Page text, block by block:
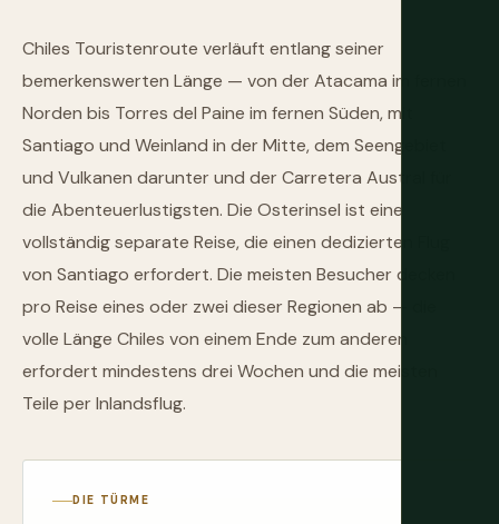
Chiles Touristenroute verläuft entlang seiner
bemerkenswerten Länge — von der Atacama im fernen
Norden bis Torres del Paine im fernen Süden, mit
Santiago und Weinland in der Mitte, dem Seengebiet
und Vulkanen darunter und der Carretera Austral für
die Abenteuerlustigsten. Die Osterinsel ist eine
vollständig separate Reise, die einen dedizierten Flug
von Santiago erfordert. Die meisten Besucher decken
pro Reise eines oder zwei dieser Regionen ab — die
volle Länge Chiles von einem Ende zum anderen
erfordert mindestens drei Wochen und die meisten
Teile per Inlandsflug.
DIE TÜRME